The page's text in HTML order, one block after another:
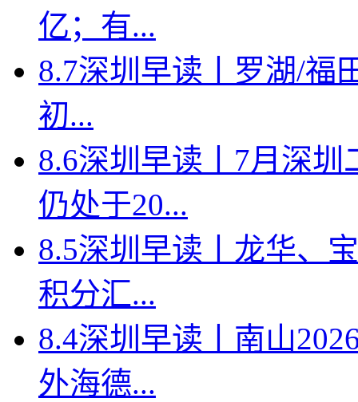
亿；有...
8.7深圳早读丨罗湖/福
初...
8.6深圳早读丨7月深
仍处于20...
8.5深圳早读丨龙华、
积分汇...
8.4深圳早读丨南山
外海德...